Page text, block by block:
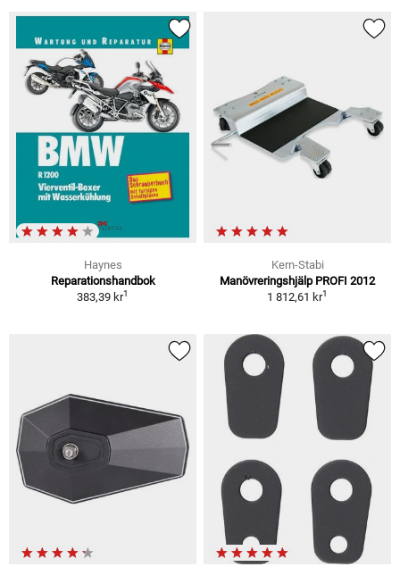
Haynes
Reparationshandbok
383,39 kr1
Kern-Stabi
Manövreringshjälp PROFI 2012
1 812,61 kr1